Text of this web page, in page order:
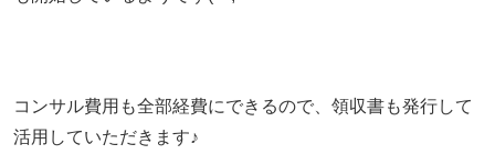
コンサル費用も全部経費にできるので、領収書も発行して
活用していただきます♪